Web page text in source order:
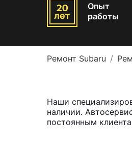
Опыт
работы
Ремонт Subaru
Наши
наличии.
постоянным